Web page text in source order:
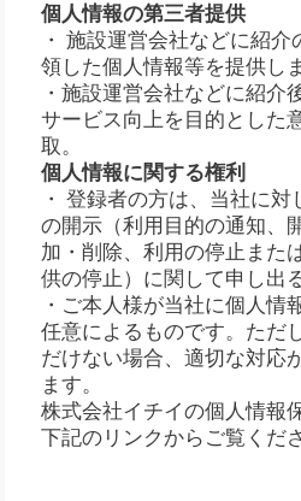
個人情報の第三者提供
・ 施設運営会社などに紹
領した個人情報等を提供し
・施設運営会社などに紹介
サービス向上を目的とした
取。
個人情報に関する権利
・ 登録者の方は、当社に
の開示（利用目的の通知、
加・削除、利用の停止また
供の停止）に関して申し出
・ご本人様が当社に個人情
任意によるものです。ただ
だけない場合、適切な対応
ます。
株式会社イチイの個人情報
下記のリンクからご覧くだ